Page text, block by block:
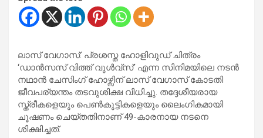
ലാസ് വേഗാസ്: പ്രശസ്ത ഹോളിവുഡ് ചിത്രം
‘ഡാൻസസ് വിത്ത് വുൾവ്‌സ്’ എന്ന സിനിമയിലെ നടൻ
നഥാൻ ചേസിംഗ് ഹോഴ്സിന് ലാസ് വേഗാസ് കോടതി
ജീവപര്യന്തം തടവുശിക്ഷ വിധിച്ചു. തദ്ദേശീയരായ
സ്ത്രീകളെയും പെൺകുട്ടികളെയും ലൈംഗികമായി
ചൂഷണം ചെയ്തതിനാണ് 49-കാരനായ നടനെ
ശിക്ഷിച്ചത്.